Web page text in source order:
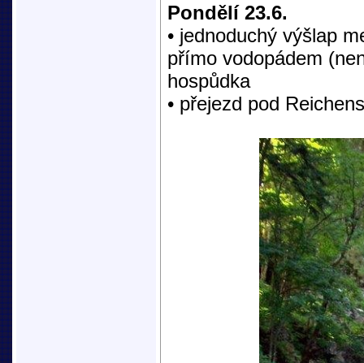
Pondělí 23.6.
• jednoduchý výšlap
přímo vodopádem
hospůdka
• přejezd pod